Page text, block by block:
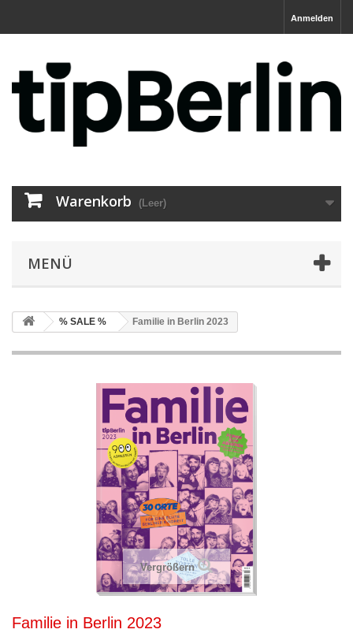
Anmelden
Warenkorb (Leer)
MENÜ
% SALE % Familie in Berlin 2023
Vergrößern
Familie in Berlin 2023